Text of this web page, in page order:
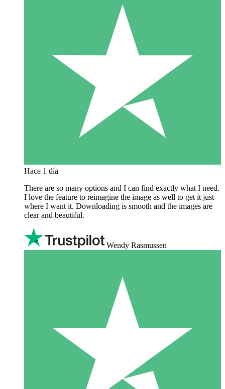
Hace 1 día
There are so many options and I can find exactly what I need.
I love the feature to reimagine the image as well to get it just
where I want it. Downloading is smooth and the images are
clear and beautiful.
Wendy Rasmussen